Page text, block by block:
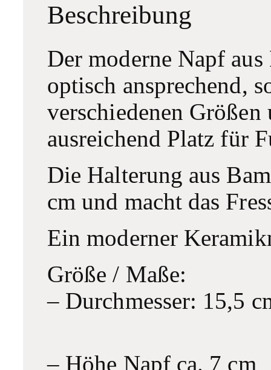
Beschreibung
Der moderne Napf
optisch ansprechend,
verschiedenen
ausreichend Platz für
Die Halterung aus
cm und macht das
Ein moderner
Größe / Maße:
– Durchmesser: 15,5
– Höhe Napf ca. 7 cm